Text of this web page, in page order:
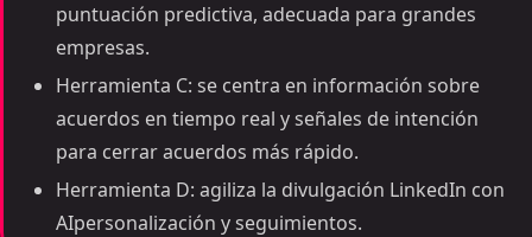
puntuación predictiva, adecuada para grandes
empresas.
Herramienta C: se centra en información sobre
acuerdos en tiempo real y señales de intención
para cerrar acuerdos más rápido.
Herramienta D: agiliza la divulgación LinkedIn con
AIpersonalización y seguimientos.